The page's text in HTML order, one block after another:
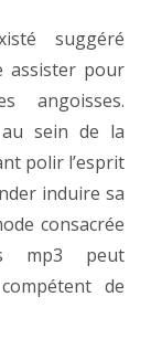
suggéré
assister pour
angoisses.
sein de la
polir l’esprit
induire sa
consacrée
mp3 peut
de